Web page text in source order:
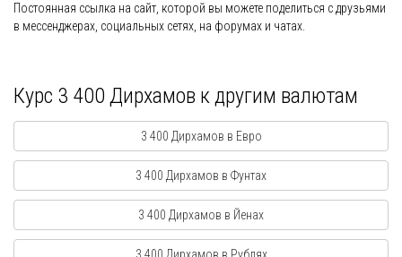
Постоянная ссылка на сайт, которой вы можете поделиться с друзьями
в мессенджерах, социальных сетях, на форумах и чатах.
Курс 3 400 Дирхамов к другим валютам
3 400 Дирхамов в Евро
3 400 Дирхамов в Фунтах
3 400 Дирхамов в Йенах